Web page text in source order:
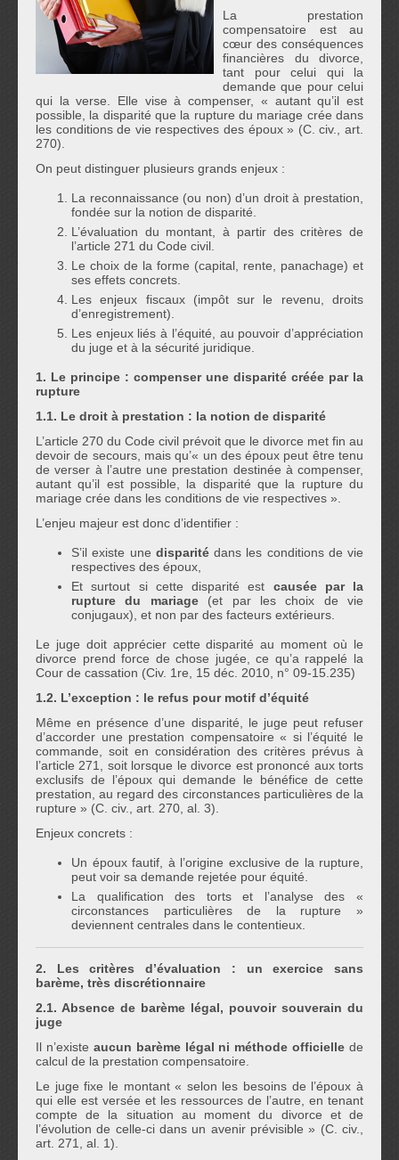
La prestation
compensatoire est au
cœur des conséquences
financières du divorce,
tant pour celui qui la
demande que pour celui
qui la verse. Elle vise à compenser, « autant qu’il est
possible, la disparité que la rupture du mariage crée dans
les conditions de vie respectives des époux » (C. civ., art.
270).
On peut distinguer plusieurs grands enjeux :
La reconnaissance (ou non) d’un droit à prestation,
fondée sur la notion de disparité.
L’évaluation du montant, à partir des critères de
l’article 271 du Code civil.
Le choix de la forme (capital, rente, panachage) et
ses effets concrets.
Les enjeux fiscaux (impôt sur le revenu, droits
d’enregistrement).
Les enjeux liés à l’équité, au pouvoir d’appréciation
du juge et à la sécurité juridique.
1. Le principe : compenser une disparité créée par la
rupture
1.1. Le droit à prestation : la notion de disparité
L’article 270 du Code civil prévoit que le divorce met fin au
devoir de secours, mais qu’« un des époux peut être tenu
de verser à l’autre une prestation destinée à compenser,
autant qu’il est possible, la disparité que la rupture du
mariage crée dans les conditions de vie respectives ».
L’enjeu majeur est donc d’identifier :
S’il existe une disparitédans les conditions de vie
respectives des époux,
Et surtout si cette disparité est causée par la
rupture du mariage(et par les choix de vie
conjugaux), et non par des facteurs extérieurs.
Le juge doit apprécier cette disparité au moment où le
divorce prend force de chose jugée, ce qu’a rappelé la
Cour de cassation (Civ. 1re, 15 déc. 2010, n° 09-15.235)
1.2. L’exception : le refus pour motif d’équité
Même en présence d’une disparité, le juge peut refuser
d’accorder une prestation compensatoire « si l’équité le
commande, soit en considération des critères prévus à
l’article 271, soit lorsque le divorce est prononcé aux torts
exclusifs de l’époux qui demande le bénéfice de cette
prestation, au regard des circonstances particulières de la
rupture » (C. civ., art. 270, al. 3).
Enjeux concrets :
Un époux fautif, à l’origine exclusive de la rupture,
peut voir sa demande rejetée pour équité.
La qualification des torts et l’analyse des «
circonstances particulières de la rupture »
deviennent centrales dans le contentieux.
2. Les critères d’évaluation : un exercice sans
barème, très discrétionnaire
2.1. Absence de barème légal, pouvoir souverain du
juge
Il n’existe aucun barème légal ni méthode officielle de
calcul de la prestation compensatoire.
Le juge fixe le montant « selon les besoins de l’époux à
qui elle est versée et les ressources de l’autre, en tenant
compte de la situation au moment du divorce et de
l’évolution de celle-ci dans un avenir prévisible » (C. civ.,
art. 271, al. 1).